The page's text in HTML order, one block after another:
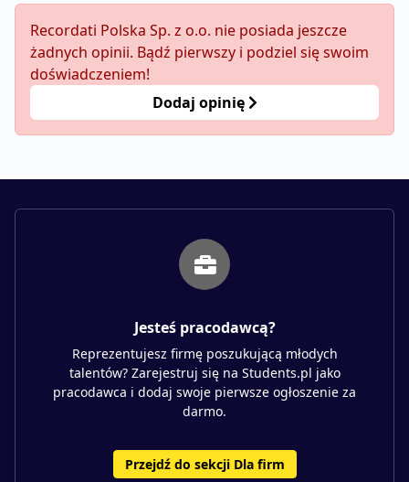
Recordati Polska Sp. z o.o. nie posiada jeszcze
żadnych opinii. Bądź pierwszy i podziel się swoim
doświadczeniem!
Dodaj opinię
Jesteś pracodawcą?
Reprezentujesz firmę poszukującą młodych
talentów? Zarejestruj się na Students.pl jako
pracodawca i dodaj swoje pierwsze ogłoszenie za
darmo.
Przejdź do sekcji Dla firm